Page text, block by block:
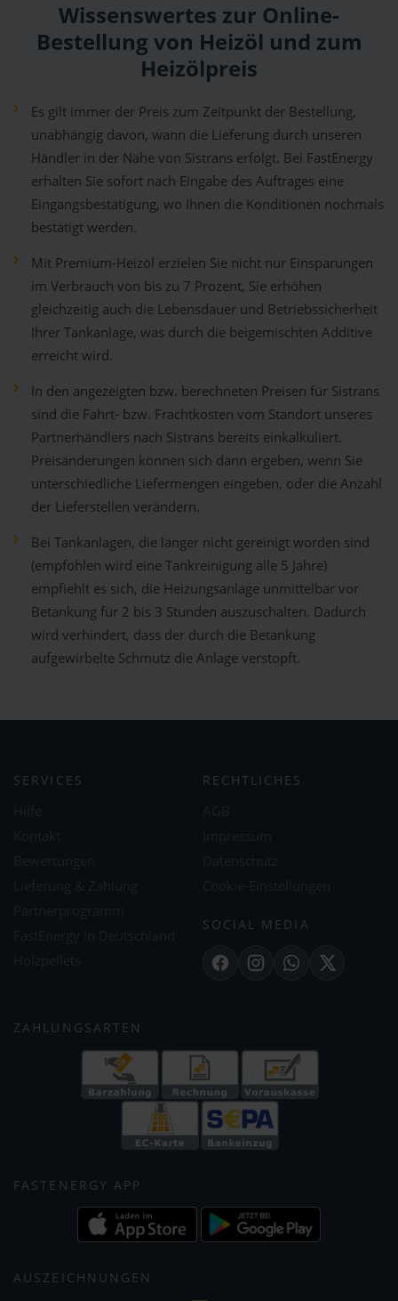
Wissenswertes zur Online-
Bestellung von Heizöl und zum
Heizölpreis
Es gilt immer der Preis zum Zeitpunkt der Bestellung,
unabhängig davon, wann die Lieferung durch unseren
Händler in der Nähe von Sistrans erfolgt. Bei FastEnergy
erhalten Sie sofort nach Eingabe des Auftrages eine
Eingangsbestätigung, wo Ihnen die Konditionen nochmals
bestätigt werden.
Mit Premium-Heizöl erzielen Sie nicht nur Einsparungen
im Verbrauch von bis zu 7 Prozent, Sie erhöhen
gleichzeitig auch die Lebensdauer und Betriebssicherheit
Ihrer Tankanlage, was durch die beigemischten Additive
erreicht wird.
In den angezeigten bzw. berechneten Preisen für Sistrans
sind die Fahrt- bzw. Frachtkosten vom Standort unseres
Partnerhändlers nach Sistrans bereits einkalkuliert.
Preisänderungen können sich dann ergeben, wenn Sie
unterschiedliche Liefermengen eingeben, oder die Anzahl
der Lieferstellen verändern.
Bei Tankanlagen, die länger nicht gereinigt worden sind
(empfohlen wird eine Tankreinigung alle 5 Jahre)
empfiehlt es sich, die Heizungsanlage unmittelbar vor
Betankung für 2 bis 3 Stunden auszuschalten. Dadurch
wird verhindert, dass der durch die Betankung
aufgewirbelte Schmutz die Anlage verstopft.
SERVICES RECHTLICHES
SOCIAL MEDIA
FacebookInstagramWhatsApp
X
ZAHLUNGSARTEN
FASTENERGY APP
AUSZEICHNUNGEN